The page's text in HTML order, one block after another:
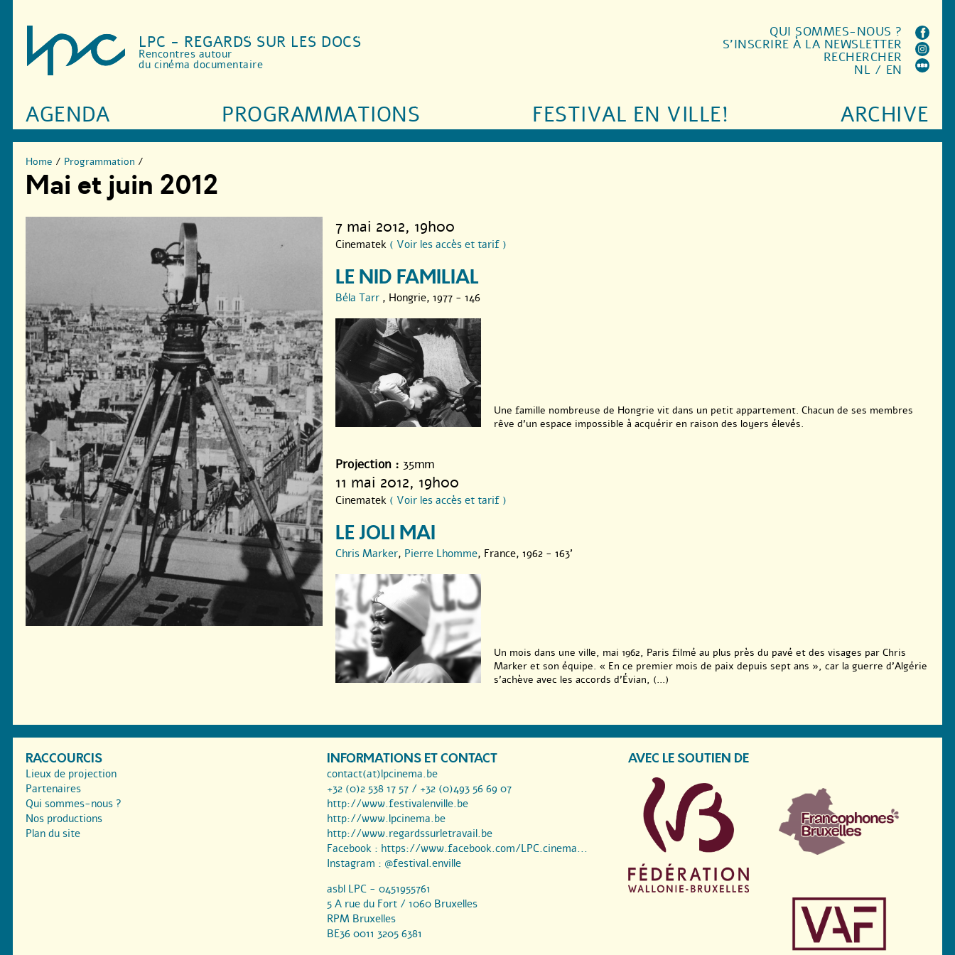
LPC - REGARDS SUR LES DOCS
Rencontres autour
du cinéma documentaire
AGENDA PROGRAMMATIONS FESTIVAL EN VILLE! ARCHIVE
QUI SOMMES-NOUS ?
S'INSCRIRE À LA NEWSLETTER
RECHERCHER
NL / EN
Home / Programmation /
Mai et juin 2012
7 mai 2012, 19h00
Cinematek ( Voir les accès et tarif )
LE NID FAMILIAL
Béla Tarr , Hongrie, 1977 - 146
Une famille nombreuse de Hongrie vit dans un petit appartement. Chacun de ses membres
rêve d’un espace impossible à acquérir en raison des loyers élevés.
Projection : 35mm
11 mai 2012, 19h00
Cinematek ( Voir les accès et tarif )
LE JOLI MAI
Chris Marker, Pierre Lhomme, France, 1962 - 163'
Un mois dans une ville, mai 1962, Paris filmé au plus près du pavé et des visages par Chris
Marker et son équipe. « En ce premier mois de paix depuis sept ans », car la guerre d’Algérie
s’achève avec les accords d’Évian, (...)
RACCOURCIS
Lieux de projection
Partenaires
Qui sommes-nous ?
Nos productions
Plan du site
INFORMATIONS ET CONTACT
contact(at)lpcinema.be
+32 (0)2 538 17 57 / +32 (0)493 56 69 07
http://www.festivalenville.be
http://www.lpcinema.be
http://www.regardssurletravail.be
Facebook : https://www.facebook.com/LPC.cinema...
Instagram : @festival.enville
asbl LPC - 0451955761
5 A rue du Fort / 1060 Bruxelles
RPM Bruxelles
BE36 0011 3205 6381
AVEC LE SOUTIEN DE